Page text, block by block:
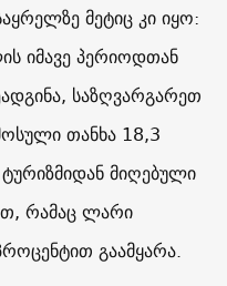
მეტიც კი იყო:
იმავე პერიოდთან
საზღვარგარეთ
თანხა 18,3
მიღებული
რამაც ლარი
გაამყარა.